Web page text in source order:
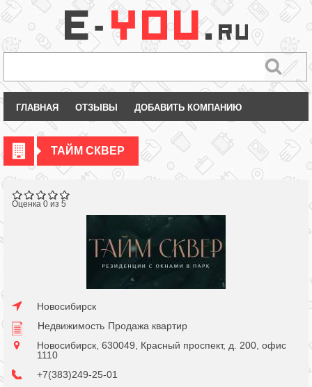
ГЛАВНАЯ ОТЗЫВЫ ДОБАВИТЬ КОМПАНИЮ
ТАЙМ СКВЕР
Оценка 0 из 5
Новосибирск
Недвижимость Продажа квартир
Новосибирск, 630049, Красный проспект, д. 200, офис
1110
+7(383)249-25-01